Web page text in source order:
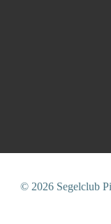
© 2026 Segelclub